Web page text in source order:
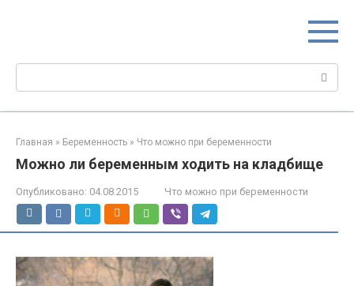
Поиск:
Главная » Беременность » Что можно при беременности
Можно ли беременным ходить на кладбище
Опубликовано: 04.08.2015 Что можно при беременности